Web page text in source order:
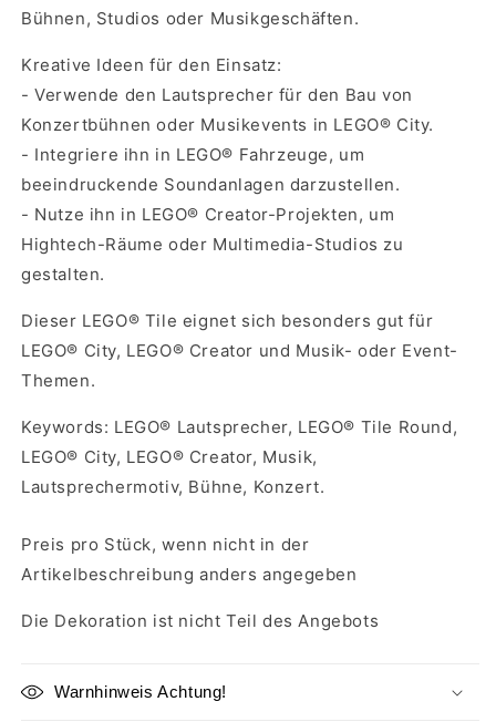
Bühnen, Studios oder Musikgeschäften.
Kreative Ideen für den Einsatz:
- Verwende den Lautsprecher für den Bau von
Konzertbühnen oder Musikevents in LEGO® City.
- Integriere ihn in LEGO® Fahrzeuge, um
beeindruckende Soundanlagen darzustellen.
- Nutze ihn in LEGO® Creator-Projekten, um
Hightech-Räume oder Multimedia-Studios zu
gestalten.
Dieser LEGO® Tile eignet sich besonders gut für
LEGO® City, LEGO® Creator und Musik- oder Event-
Themen.
Keywords: LEGO® Lautsprecher, LEGO® Tile Round,
LEGO® City, LEGO® Creator, Musik,
Lautsprechermotiv, Bühne, Konzert.
Preis pro Stück, wenn nicht in der
Artikelbeschreibung anders angegeben
Die Dekoration ist nicht Teil des Angebots
Warnhinweis Achtung!